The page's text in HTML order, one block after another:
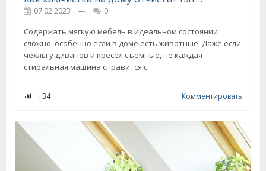
07.02.2023 ---
0
Содержать мягкую мебель в идеальном состоянии
сложно, особенно если в доме есть животные. Даже если
чехлы у диванов и кресел съемные, не каждая
стиральная машина справится с
+34 Комментировать